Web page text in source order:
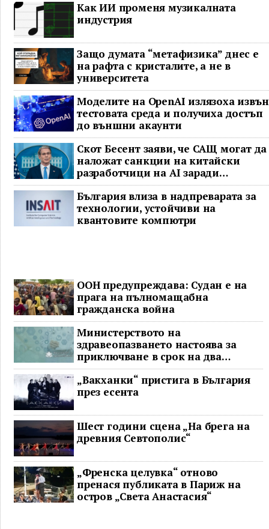
Как ИИ променя музикалната
индустрия
Защо думата “метафизика” днес е
на рафта с кристалите, а не в
университета
Моделите на OpenAI излязоха извън
тестовата среда и получиха достъп
до външни акаунти
Скот Бесент заяви, че САЩ могат да
наложат санкции на китайски
разработчици на AI заради
предполагаема кражба на модел
България влиза в надпреварата за
технологии, устойчиви на
квантовите компютри
ООН предупреждава: Судан е на
прага на пълномащабна
гражданска война
Министерството на
здравеопазването настоява за
приключване в срок на два
ключови строителни проекта
„Вакханки“ пристига в България
през есента
Шест години сцена „На брега на
древния Севтополис“
„Френска целувка“ отново
пренася публиката в Париж на
остров „Света Анастасия“